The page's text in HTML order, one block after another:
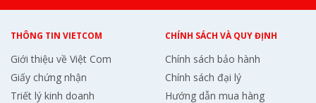
THÔNG TIN VIETCOM
Giới thiệu về Việt Com
Giấy chứng nhận
Triết lý kinh doanh
CHÍNH SÁCH VÀ QUY ĐỊNH
Chính sách bảo hành
Chính sách đại lý
Hướng dẫn mua hàng